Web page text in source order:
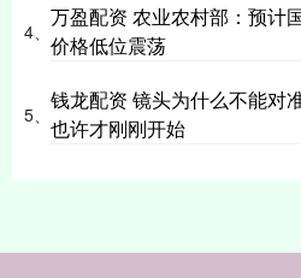
4、
万盈配资 农业农村部：预计
价格低位震荡
5、
钱龙配资 镜头为什么不能对
也许才刚刚开始